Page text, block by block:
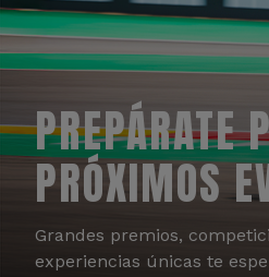
PREPÁRATE
PRÓXIMOS
Grandes premios,
experiencias únicas te